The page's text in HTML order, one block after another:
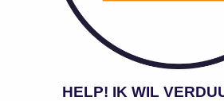
HELP! IK WIL